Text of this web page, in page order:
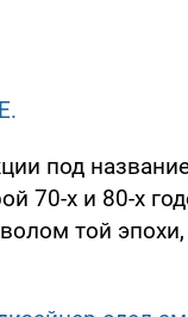
под
70-х и 80-х
той